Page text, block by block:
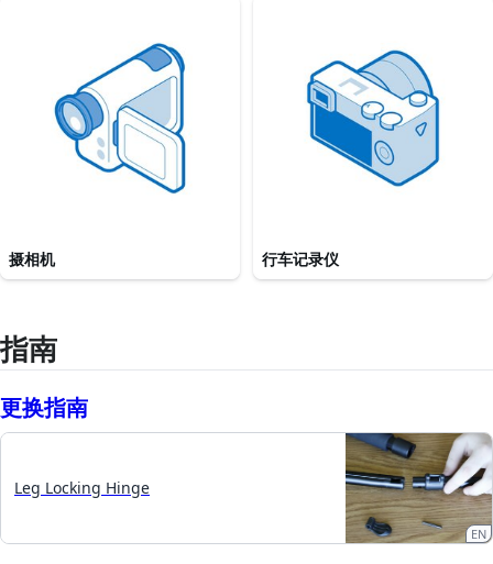
摄相机 行车记录仪
指南
更换指南
Leg Locking Hinge
EN